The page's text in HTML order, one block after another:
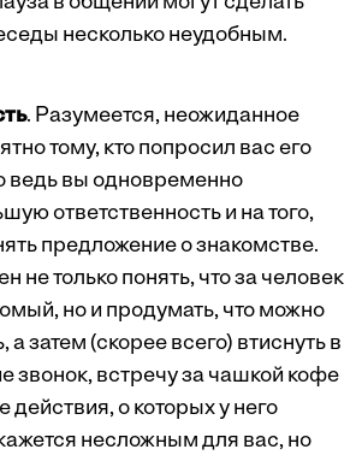
несколько неудобным.
. Разумеется, неожиданное
тому, кто попросил вас его
ведь вы одновременно
ответственность и на того,
предложение о знакомстве.
не только понять, что за человек
но и продумать, что можно
затем (скорее всего) втиснуть в
звонок, встречу за чашкой кофе
действия, о которых у него
несложным для вас, но